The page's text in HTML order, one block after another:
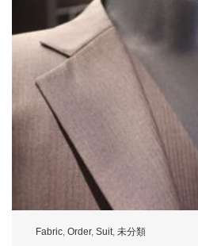
Fabric, Order, Suit, 未分類